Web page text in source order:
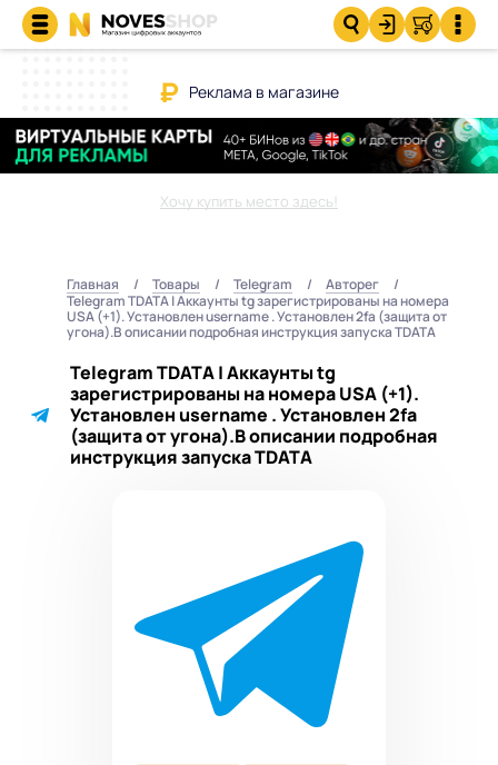
Реклама в магазине
Хочу купить место здесь!
Главная Товары Telegram
Авторег
Telegram TDATA | Аккаунты tg зарегистрированы на номера
USA (+1). Установлен username . Установлен 2fa (защита от
угона).В описании подробная инструкция запуска TDATA
Telegram TDATA | Аккаунты tg
зарегистрированы на номера USA (+1).
Установлен username . Установлен 2fa
(защита от угона).В описании подробная
инструкция запуска TDATA